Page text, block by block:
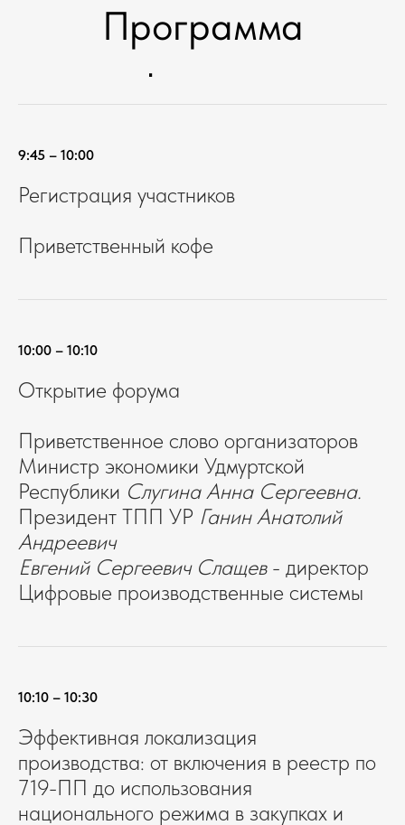
Программа
форума
9:45 – 10:00
Регистрация участников
Приветственный кофе
10:00 – 10:10
Открытие форума
Приветственное слово организаторов
Министр экономики Удмуртской
Республики Слугина Анна Сергеевна.
Президент ТПП УР Ганин Анатолий
Андреевич
Евгений Сергеевич Слащев- директор
Цифровые производственные системы
10:10 – 10:30
Эффективная локализация
производства: от включения в реестр по
719-ПП до использования
национального режима в закупках и